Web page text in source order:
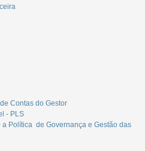
Contas do Gestor
- PLS
Política de Governança e Gestão das